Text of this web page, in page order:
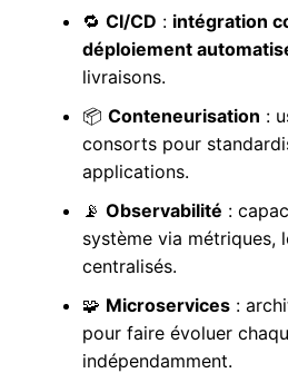
🔁 CI/CD : intégration
déploiement
livraisons.
📦 Conteneurisation :
consorts pour
applications.
📡 Observabilité :
système via métriques,
centralisés.
🧩 Microservices:
pour faire évoluer
indépendamment.